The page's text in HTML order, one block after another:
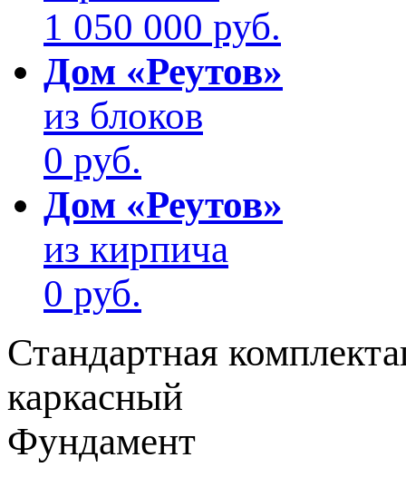
1 050 000 руб.
Дом «Реутов»
из блоков
0 руб.
Дом «Реутов»
из кирпича
0 руб.
Стандартная
каркасный
Фундамент